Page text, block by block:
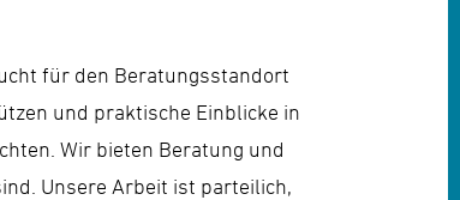
für den Beratungsstandort
und praktische Einblicke in
Wir bieten Beratung und
Unsere Arbeit ist parteilich,